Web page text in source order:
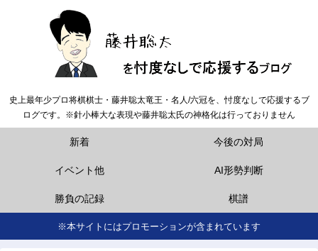
史上最年少プロ将棋棋士・藤井聡太竜王・名人/六冠を、忖度なしで応援するブ
ログです。※針小棒大な表現や藤井聡太氏の神格化は行っておりません
新着 今後の対局
イベント他 AI形勢判断
勝負の記録 棋譜
※本サイトにはプロモーションが含まれています